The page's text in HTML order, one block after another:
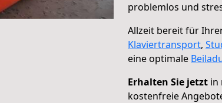
problemlos und
Allzeit bereit für
Klaviertransport,
eine optimale
Erhalten Sie jetzt in
kostenfreie